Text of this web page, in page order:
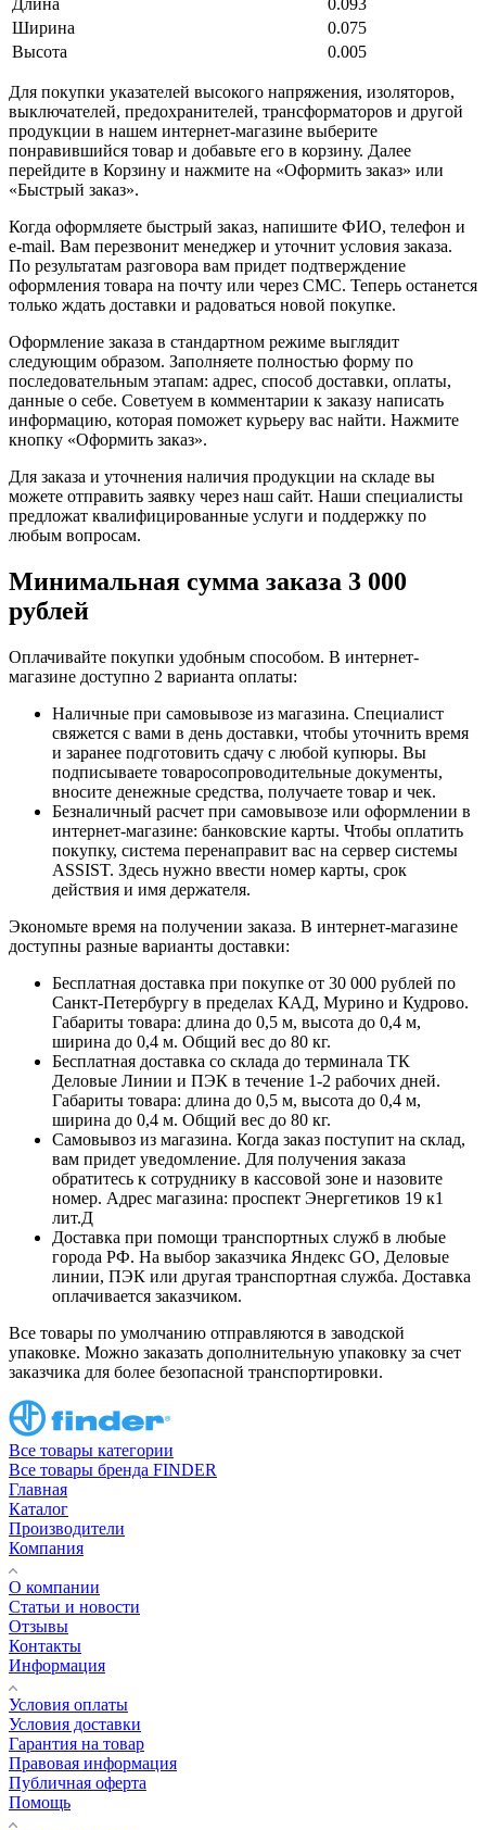
Ширина
0.075
Высота
0.005
Для покупки указателей высокого напряжения, изоляторов,
выключателей, предохранителей, трансформаторов и другой
продукции в нашем интернет-магазине выберите
понравившийся товар и добавьте его в корзину. Далее
перейдите в Корзину и нажмите на «Оформить заказ» или
«Быстрый заказ».
Когда оформляете быстрый заказ, напишите ФИО, телефон и
e-mail. Вам перезвонит менеджер и уточнит условия заказа.
По результатам разговора вам придет подтверждение
оформления товара на почту или через СМС. Теперь останется
только ждать доставки и радоваться новой покупке.
Оформление заказа в стандартном режиме выглядит
следующим образом. Заполняете полностью форму по
последовательным этапам: адрес, способ доставки, оплаты,
данные о себе. Советуем в комментарии к заказу написать
информацию, которая поможет курьеру вас найти. Нажмите
кнопку «Оформить заказ».
Для заказа и уточнения наличия продукции на складе вы
можете отправить заявку через наш сайт. Наши специалисты
предложат квалифицированные услуги и поддержку по
любым вопросам.
Минимальная сумма заказа 3 000
рублей
Оплачивайте покупки удобным способом. В интернет-
магазине доступно 2 варианта оплаты:
Наличные при самовывозе из магазина. Специалист
свяжется с вами в день доставки, чтобы уточнить время
и заранее подготовить сдачу с любой купюры. Вы
подписываете товаросопроводительные документы,
вносите денежные средства, получаете товар и чек.
Безналичный расчет при самовывозе или оформлении в
интернет-магазине: банковские карты. Чтобы оплатить
покупку, система перенаправит вас на сервер системы
ASSIST. Здесь нужно ввести номер карты, срок
действия и имя держателя.
Экономьте время на получении заказа. В интернет-магазине
доступны разные варианты доставки:
Бесплатная доставка при покупке от 30 000 рублей по
Санкт-Петербургу в пределах КАД, Мурино и Кудрово.
Габариты товара: длина до 0,5 м, высота до 0,4 м,
ширина до 0,4 м. Общий вес до 80 кг.
Бесплатная доставка со склада до терминала ТК
Деловые Линии и ПЭК в течение 1-2 рабочих дней.
Габариты товара: длина до 0,5 м, высота до 0,4 м,
ширина до 0,4 м. Общий вес до 80 кг.
Самовывоз из магазина. Когда заказ поступит на склад,
вам придет уведомление. Для получения заказа
обратитесь к сотруднику в кассовой зоне и назовите
номер. Адрес магазина: проспект Энергетиков 19 к1
лит.Д
Доставка при помощи транспортных служб в любые
города РФ. На выбор заказчика Яндекс GO, Деловые
линии, ПЭК или другая транспортная служба. Доставка
оплачивается заказчиком.
Все товары по умолчанию отправляются в заводской
упаковке. Можно заказать дополнительную упаковку за счет
заказчика для более безопасной транспортировки.
Все товары категории
Все товары бренда FINDER
Главная
Каталог
Производители
Компания
О компании
Статьи и новости
Отзывы
Контакты
Информация
Условия оплаты
Условия доставки
Гарантия на товар
Правовая информация
Публичная оферта
Помощь